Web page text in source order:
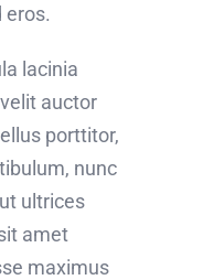
eros.
lacinia
auctor
porttitor,
nunc
ultrices
amet
maximus